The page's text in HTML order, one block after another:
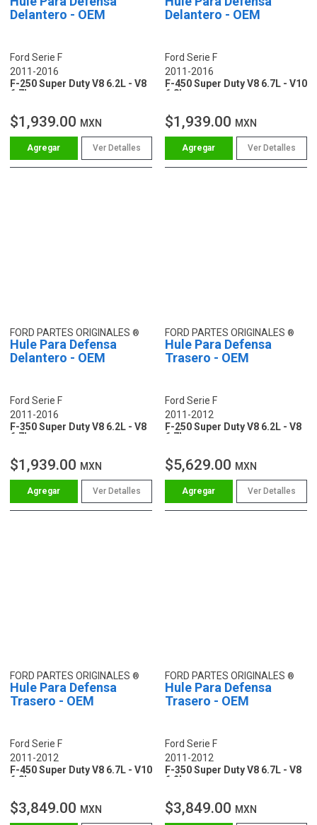
Delantero - OEM
Ford Serie F
2011-2016
F-250 Super Duty V8 6.2L - V8
6.7L
$1,939.00 MXN
Ver Detalles
Delantero - OEM
Ford Serie F
2011-2016
F-450 Super Duty V8 6.7L - V10
6.8L
$1,939.00 MXN
Ver Detalles
FORD PARTES ORIGINALES
Hule Para Defensa
Delantero - OEM
Ford Serie F
2011-2016
F-350 Super Duty V8 6.2L - V8
6.7L
$1,939.00 MXN
Ver Detalles
FORD PARTES ORIGINALES
Hule Para Defensa
Trasero - OEM
Ford Serie F
2011-2012
F-250 Super Duty V8 6.2L - V8
6.7L
$5,629.00 MXN
Ver Detalles
FORD PARTES ORIGINALES
Hule Para Defensa
Trasero - OEM
Ford Serie F
2011-2012
F-450 Super Duty V8 6.7L - V10
6.8L
$3,849.00 MXN
FORD PARTES ORIGINALES
Hule Para Defensa
Trasero - OEM
Ford Serie F
2011-2012
F-350 Super Duty V8 6.7L - V8
6.2L
$3,849.00 MXN